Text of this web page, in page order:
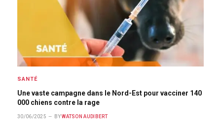
SANTÉ
Une vaste campagne dans le Nord-Est pour vacciner 140
000 chiens contre la rage
30/06/2025 BY WATSON AUDIBERT